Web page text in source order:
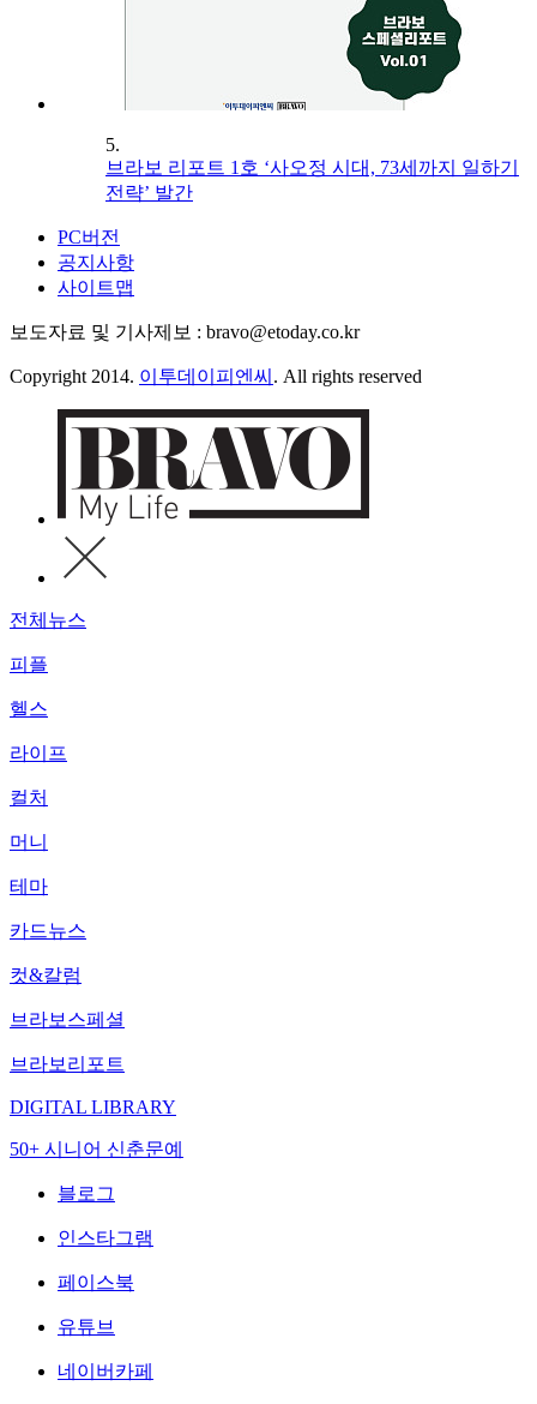
5.
브라보 리포트 1호 ‘사오정 시대, 73세까지 일하기
전략’ 발간
PC버전
공지사항
사이트맵
보도자료 및 기사제보 : bravo@etoday.co.kr
Copyright 2014. 이투데이피엔씨 . All rights reserved
전체뉴스
피플
헬스
라이프
컬처
머니
테마
카드뉴스
컷&칼럼
브라보스페셜
브라보리포트
DIGITAL LIBRARY
50+ 시니어 신춘문예
블로그
인스타그램
페이스북
유튜브
네이버카페